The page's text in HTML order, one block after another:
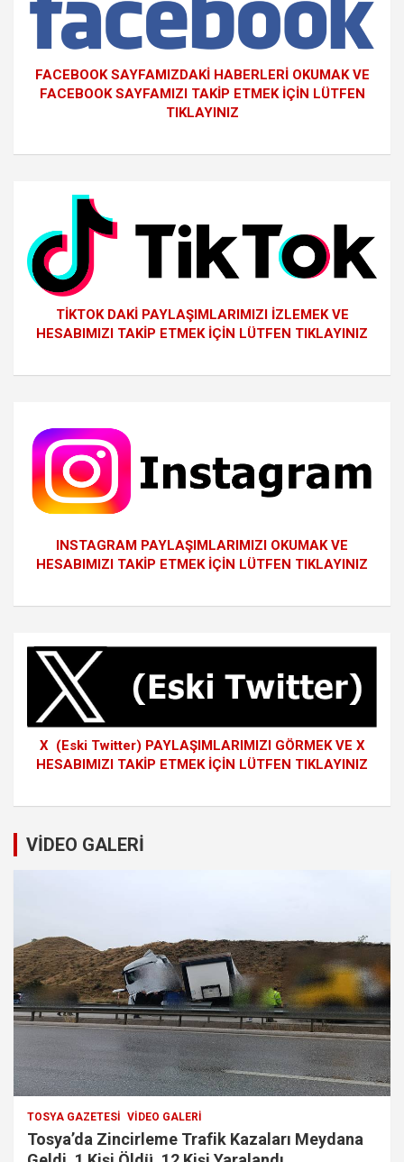
FACEBOOK SAYFAMIZDAKİ HABERLERİ OKUMAK VE
FACEBOOK SAYFAMIZI TAKİP ETMEK İÇİN LÜTFEN
TIKLAYINIZ
TİKTOK DAKİ PAYLAŞIMLARIMIZI İZLEMEK VE
HESABIMIZI TAKİP ETMEK İÇİN LÜTFEN TIKLAYINIZ
INSTAGRAM PAYLAŞIMLARIMIZI OKUMAK VE
HESABIMIZI TAKİP ETMEK İÇİN LÜTFEN TIKLAYINIZ
X (Eski Twitter) PAYLAŞIMLARIMIZI GÖRMEK VE X
HESABIMIZI TAKİP ETMEK İÇİN LÜTFEN TIKLAYINIZ
VİDEO GALERİ
TOSYA GAZETESI VIDEO GALERI
Tosya’da Zincirleme Trafik Kazaları Meydana